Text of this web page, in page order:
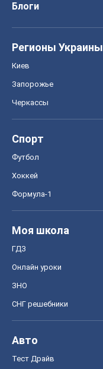
Блоги
Регионы Украины
Киев
Запорожье
Черкассы
Спорт
Футбол
Хоккей
Формула-1
Моя школа
ГДЗ
Онлайн уроки
ЗНО
СНГ решебники
Авто
Тест Драйв